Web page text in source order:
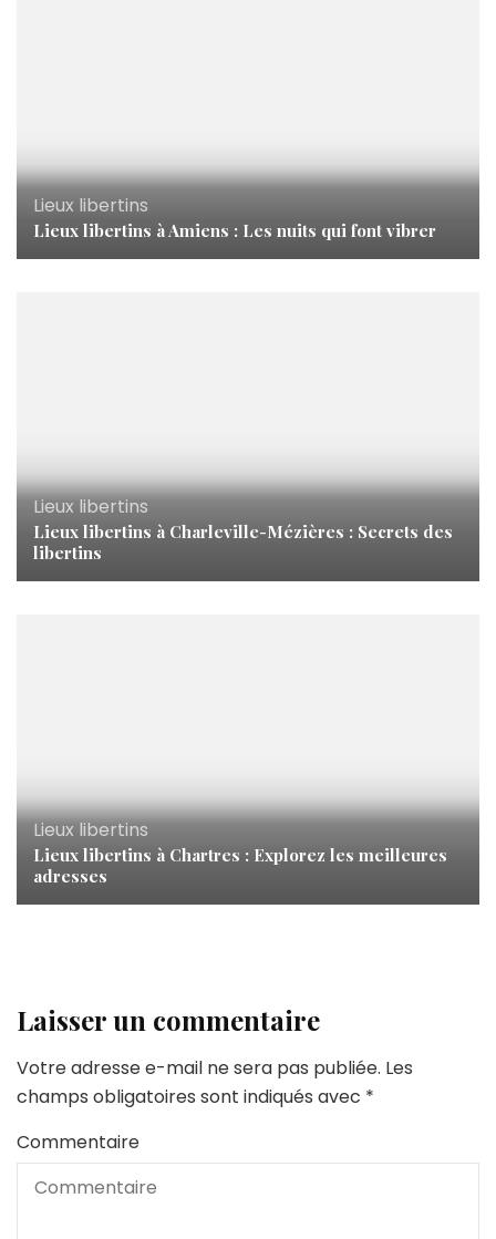
Lieux libertins
Lieux libertins à Amiens : Les nuits qui font vibrer
Lieux libertins
Lieux libertins à Charleville-Mézières : Secrets des
libertins
Lieux libertins
Lieux libertins à Chartres : Explorez les meilleures
adresses
Laisser un commentaire
Votre adresse e-mail ne sera pas publiée. Les
champs obligatoires sont indiqués avec *
Commentaire